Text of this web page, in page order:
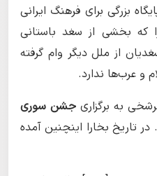
بزرگی برای فرهنگ ایرانی
که بخشی از سغد باستانی
از ملل دیگر وام گرفته
و عرب‌ها ندارد.
به برگزاری جشن سوری
تاریخ بخارا اینچنین آمده